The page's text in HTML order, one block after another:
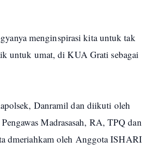
menginspirasi kita untuk tak
untuk umat, di KUA Grati sebagai
Danramil dan diikuti oleh
Madrasasah, RA, TPQ dan
dmeriahkam oleh Anggota ISHARI